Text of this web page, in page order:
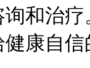
和治
康自